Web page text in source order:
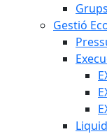
Gestió